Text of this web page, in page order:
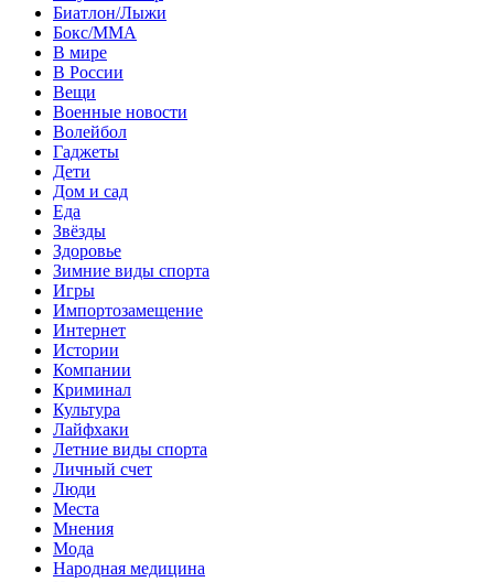
Биатлон/Лыжи
Бокс/MMA
В мире
В России
Вещи
Военные новости
Волейбол
Гаджеты
Дети
Дом и сад
Еда
Звёзды
Здоровье
Зимние виды спорта
Игры
Импортозамещение
Интернет
Истории
Компании
Криминал
Культура
Лайфхаки
Летние виды спорта
Личный счет
Люди
Места
Мнения
Мода
Народная медицина